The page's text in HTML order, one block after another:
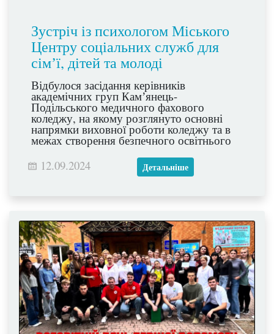
Зустріч із психологом Міського
Центру соціальних служб для
сімʼї, дітей та молоді
Відбулося засідання керівників
академічних груп Камʼянець-
Подільського медичного фахового
коледжу, на якому розглянуто основні
напрямки виховної роботи коледжу та в
межах створення безпечного освітнього
середовища організована зустріч з
психологом Міського Центру соціальних
служб для сімʼї, дітей та молоді Віталієм
шляхи виявлення та профілактики.
12.09.2024 Детальніше